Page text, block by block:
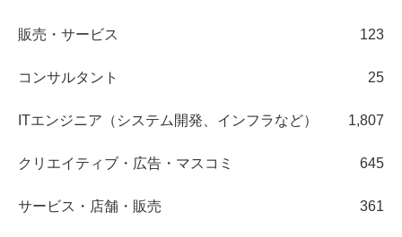
販売・サービス 123
コンサルタント 25
ITエンジニア（システム開発、インフラなど） 1,807
クリエイティブ・広告・マスコミ 645
サービス・店舗・販売 361